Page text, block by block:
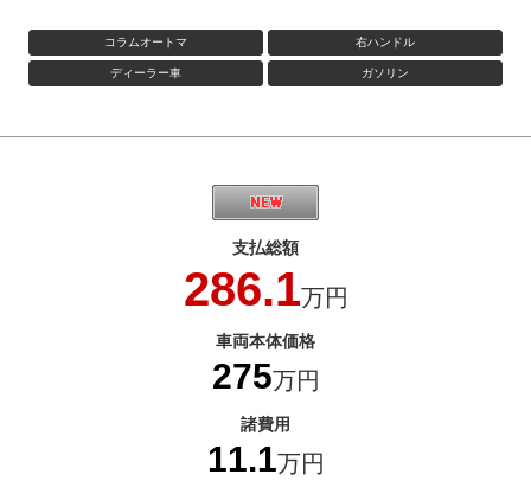
コラムオートマ 右ハンドル
ディーラー車 ガソリン
支払総額
286.1万円
車両本体価格
275万円
諸費用
11.1万円